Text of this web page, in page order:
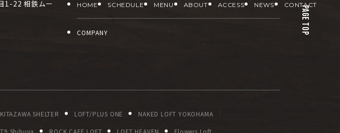
1-22 相鉄ムー
HOME SCHEDULE MENU ABOUT ACCESS NEWS CONTACT
COMPANY
SHELTER LOFT/PLUS ONE NAKED LOFT YOKOHAMA
Shibuya ROCK CAFE LOFT LOFT HEAVEN Flowers Loft
PAGE TOP